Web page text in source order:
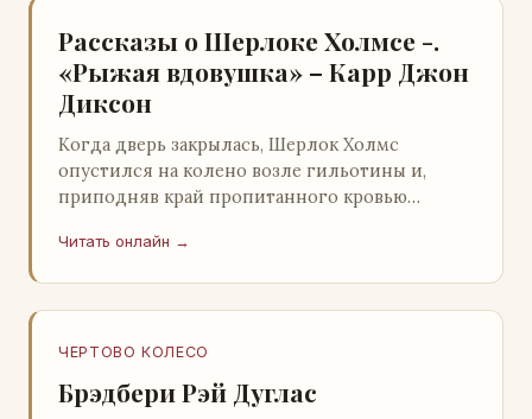
Рассказы о Шерлоке Холмсе -.
«Рыжая вдовушка» – Карр Джон
Диксон
Когда дверь закрылась, Шерлок Холмс
опустился на колено возле гильотины и,
приподняв край пропитанного кровью
скрывался под ним…
Читать онлайн →
ЧЕРТОВО КОЛЕСО
Брэдбери Рэй Дуглас